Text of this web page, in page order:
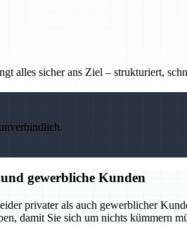
alles sicher ans Ziel – strukturiert,
gewerbliche Kunden
privater als auch gewerblicher
damit Sie sich um nichts kümmern